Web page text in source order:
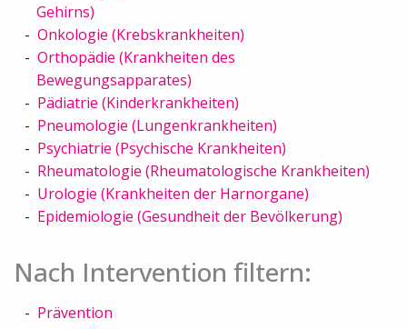
Gehirns)
Onkologie (Krebskrankheiten)
Orthopädie (Krankheiten des
Bewegungsapparates)
Pädiatrie (Kinderkrankheiten)
Pneumologie (Lungenkrankheiten)
Psychiatrie (Psychische Krankheiten)
Rheumatologie (Rheumatologische Krankheiten)
Urologie (Krankheiten der Harnorgane)
Epidemiologie (Gesundheit der Bevölkerung)
Nach Intervention filtern:
Prävention